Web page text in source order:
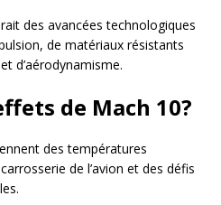
des avancées technologiques
de matériaux résistants
d’aérodynamisme.
de Mach 10?
des températures
de l’avion et des défis